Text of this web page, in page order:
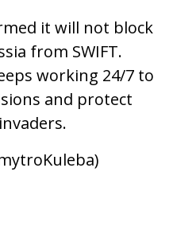
it will not block
from SWIFT.
working 24/7 to
and protect